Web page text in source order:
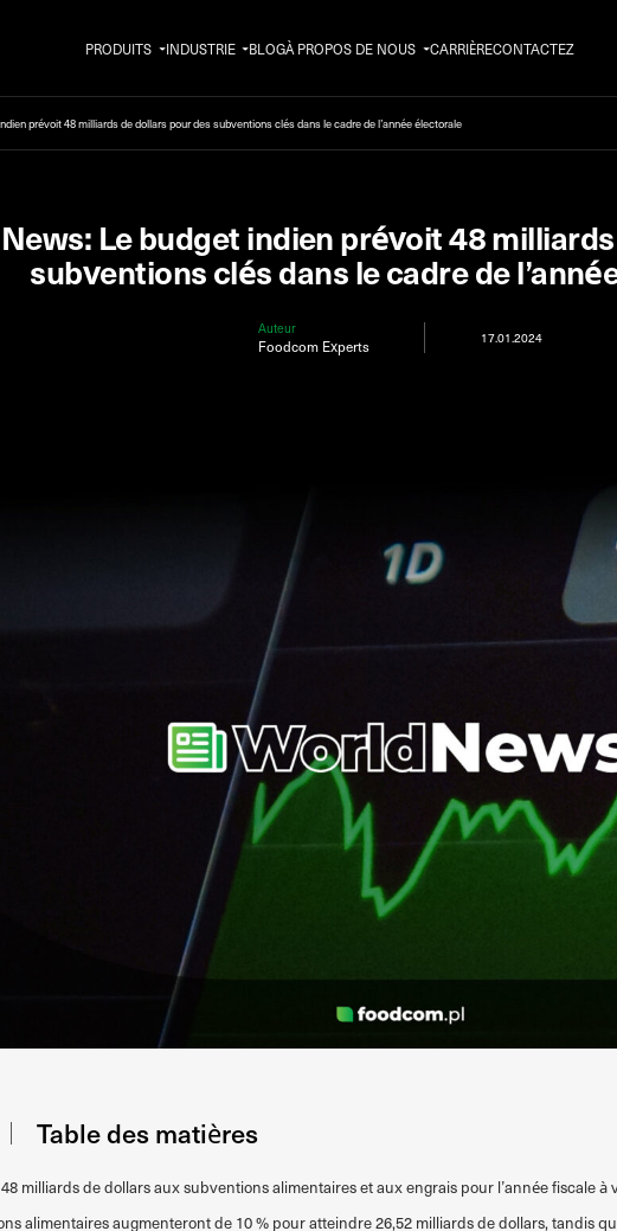
PRODUITS INDUSTRIE BLOGÀ PROPOS DE NOUS CARRIÈRECONTACTEZ
prévoit 48 milliards de dollars pour des subventions clés dans le cadre de l’année électorale
Le budget indien prévoit 48
subventions clés dans le cadre de
Auteur
Foodcom Experts 17.01.2024
Table des matières
48 milliards de dollars aux subventions alimentaires et aux engrais pour l’année fiscale à
alimentaires augmenteront de 10 % pour atteindre 26,52 milliards de dollars, tandis